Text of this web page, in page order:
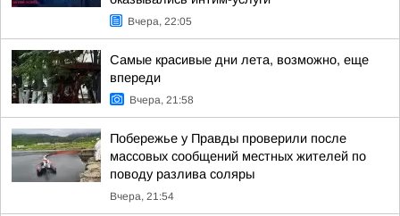
Вчера, 22:05
Самые красивые дни лета, возможно, еще
впереди
Вчера, 21:58
Побережье у Правды проверили после
массовых сообщений местных жителей по
поводу разлива соляры
Вчера, 21:54